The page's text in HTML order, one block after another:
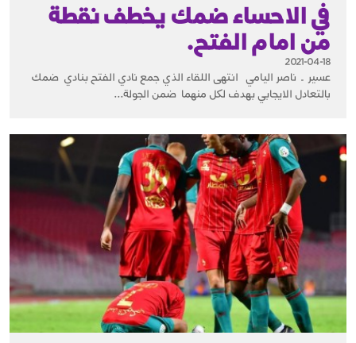
في الاحساء ضمك يخطف نقطة
من امام الفتح.
2021-04-18
عسير ـ ناصر اليامي انتهى اللقاء الذي جمع نادي الفتح بنادي ضمك
بالتعادل الايجابي بهدف لكل منهما ضمن الجولة...